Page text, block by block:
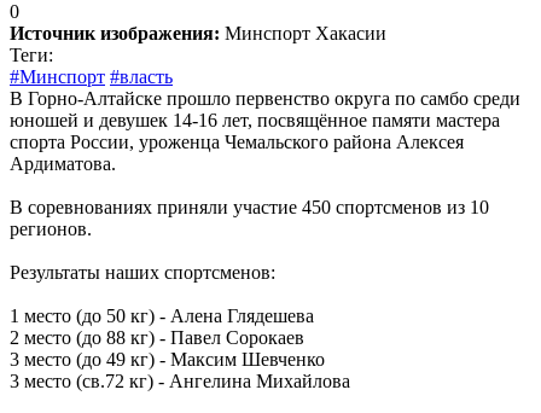
0
Источник изображения: Минспорт Хакасии
Теги:
#Минспорт #власть
В Горно-Алтайске прошло первенство округа по самбо среди
юношей и девушек 14-16 лет, посвящённое памяти мастера
спорта России, уроженца Чемальского района Алексея
Ардиматова.
В соревнованиях приняли участие 450 спортсменов из 10
регионов.
Результаты наших спортсменов:
1 место (до 50 кг) - Алена Глядешева
2 место (до 88 кг) - Павел Сорокаев
3 место (до 49 кг) - Максим Шевченко
3 место (св.72 кг) - Ангелина Михайлова